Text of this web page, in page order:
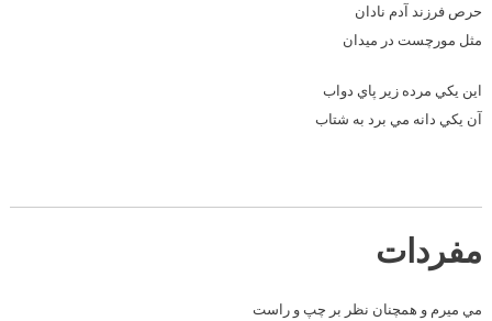
حرص فرزند آدم نادان
مثل مورچست در ميدان
اين يکي مرده زير پاي دواب
آن يکي دانه مي برد به شتاب
مفردات
مي ميرم و همچنان نظر بر چپ و راست